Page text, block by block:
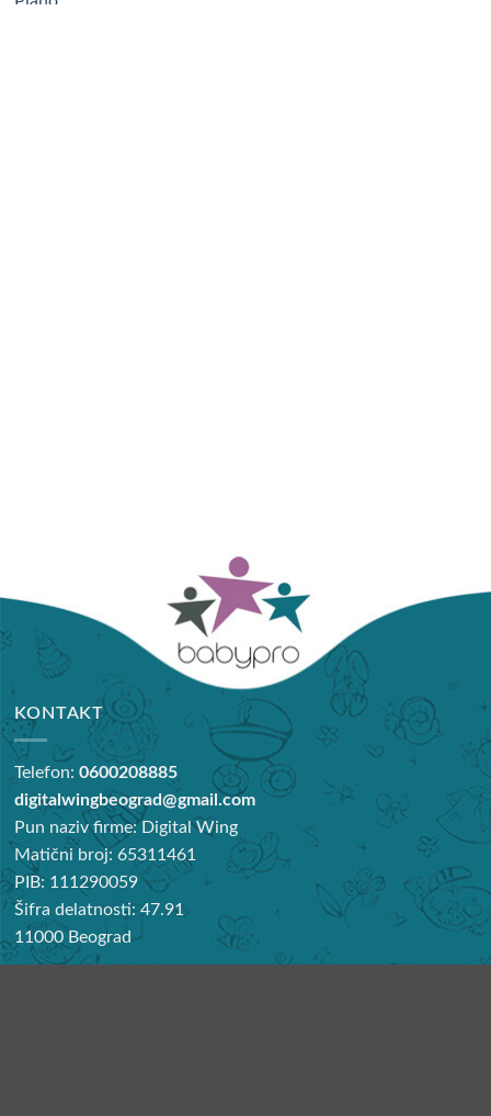
KONTAKT
Telefon:0600208885
digitalwingbeograd@gmail.com
Pun naziv firme: Digital Wing
Matični broj: 65311461
PIB: 111290059
Šifra delatnosti: 47.91
11000 Beograd